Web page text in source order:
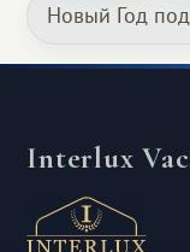
Новый Год
Interlux